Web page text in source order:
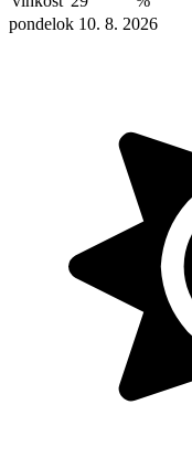
pondelok 10. 8. 2026